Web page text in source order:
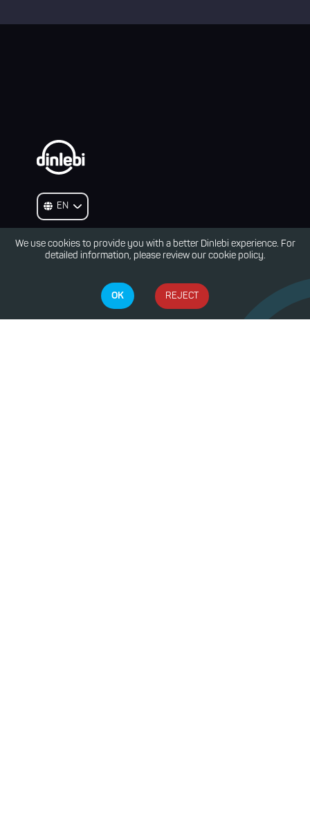
We use cookies to provide you with a better Dinlebi experience. For
detailed information, please review our cookie policy.
OK REJECT